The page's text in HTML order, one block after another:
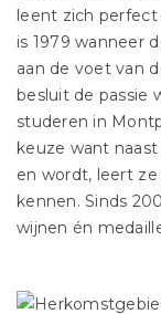
leent zich
is 1979 wanneer
aan de voet van
besluit de passie
studeren in
keuze want
en wordt, leert
kennen. Sinds
wijnen én